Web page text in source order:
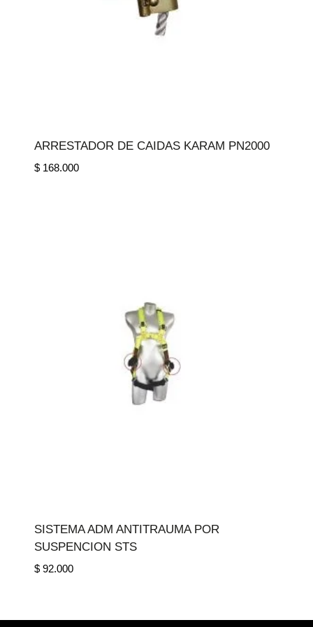
ARRESTADOR DE CAIDAS KARAM PN2000
$168.000
SISTEMA ADM ANTITRAUMA POR
SUSPENCION STS
$92.000